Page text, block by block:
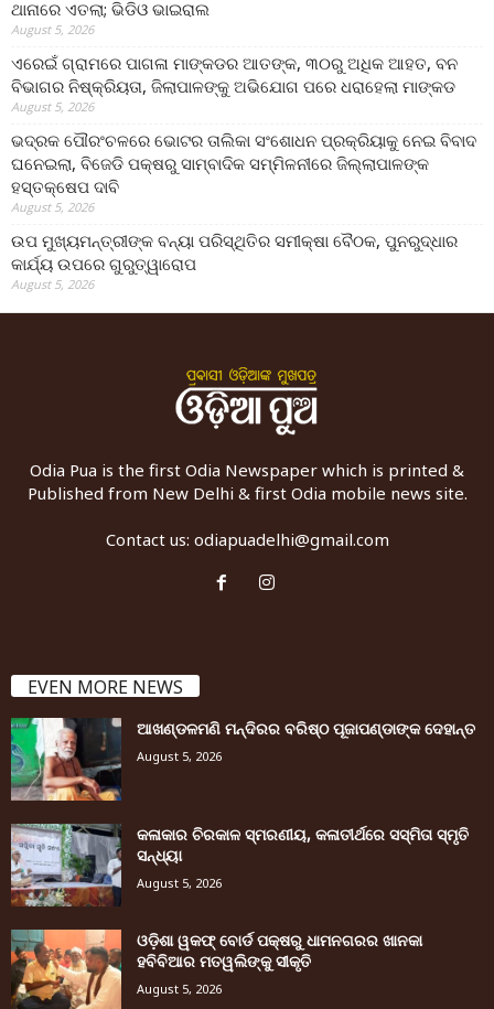
ଥାନାରେ ଏତଲା; ଭିଡିଓ ଭାଇରାଲ
August 5, 2026
ଏରେଇଁ ଗ୍ରାମରେ ପାଗଳା ମାଙ୍କଡର ଆତଙ୍କ, ୩୦ରୁ ଅଧିକ ଆହତ, ବନ
ବିଭାଗର ନିଷ୍କ୍ରିୟତା, ଜିଲାପାଳଙ୍କୁ ଅଭିଯୋଗ ପରେ ଧରାହେଲା ମାଙ୍କଡ
August 5, 2026
ଭଦ୍ରକ ପୌରଂଚଳରେ ଭୋଟର ତାଲିକା ସଂଶୋଧନ ପ୍ରକ୍ରିୟାକୁ ନେଇ ବିବାଦ
ଘନେଇଲା, ବିଜେଡି ପକ୍ଷରୁ ସାମ୍ବାଦିକ ସମ୍ମିଳନୀରେ ଜିଲ୍ଲାପାଳଙ୍କ
ହସ୍ତକ୍ଷେପ ଦାବି
August 5, 2026
ଉପ ମୁଖ୍ୟମନ୍ତ୍ରୀଙ୍କ ବନ୍ୟା ପରିସ୍ଥିତିର ସମୀକ୍ଷା ବୈଠକ, ପୁନରୁଦ୍ଧାର
କାର୍ଯ୍ୟ ଉପରେ ଗୁରୁତ୍ୱାରୋପ
August 5, 2026
Odia Pua is the first Odia Newspaper which is printed &
Published from New Delhi & first Odia mobile news site.
Contact us: odiapuadelhi@gmail.com
EVEN MORE NEWS
ଆଖଣ୍ଡଳମଣି ମନ୍ଦିରର ବରିଷ୍ଠ ପୂଜାପଣ୍ଡାଙ୍କ ଦେହାନ୍ତ
August 5, 2026
କଳାକାର ଚିରକାଳ ସ୍ମରଣୀୟ, କଳାତୀର୍ଥରେ ସସ୍ମିତା ସ୍ମୃତି
ସନ୍ଧ୍ୟା
August 5, 2026
ଓଡ଼ିଶା ୱକଫ୍ ବୋର୍ଡ ପକ୍ଷରୁ ଧାମନଗରର ଖାନକା
ହବିବିଆର ମତୱଲିଙ୍କୁ ସୀକୃତି
August 5, 2026